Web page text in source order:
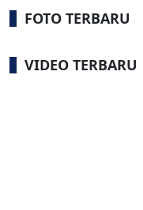
FOTO TERBARU
VIDEO TERBARU